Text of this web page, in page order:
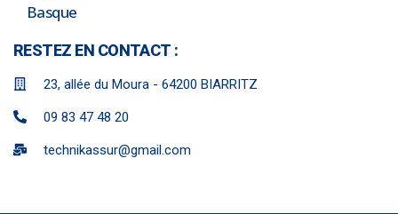
Basque
RESTEZ EN CONTACT :
23, allée du Moura - 64200 BIARRITZ
09 83 47 48 20
technikassur@gmail.com